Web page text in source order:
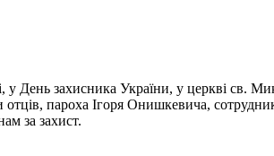
День захисника України, у церкві св.
пароха Ігоря Онишкевича,
за захист.